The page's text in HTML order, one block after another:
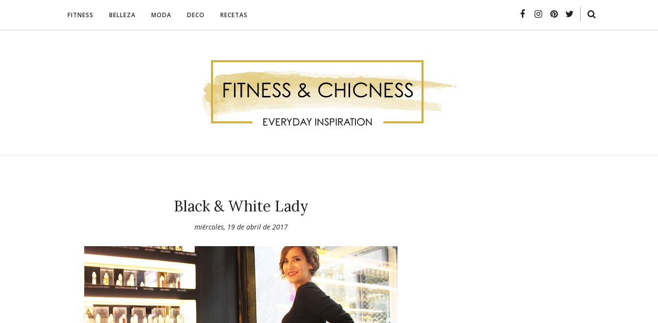
FITNESS BELLEZA MODA DECO RECETAS
Black & White Lady
miércoles, 19 de abril de 2017